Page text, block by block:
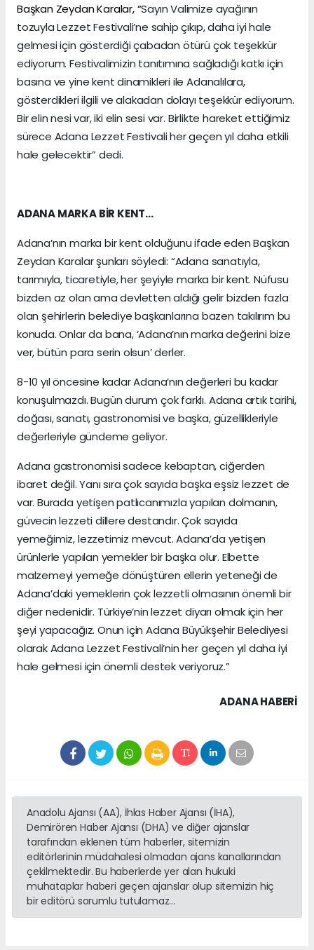
Başkan Zeydan Karalar, “Sayın Valimize ayağının
tozuyla Lezzet Festivali’ne sahip çıkıp, daha iyi hale
gelmesi için gösterdiği çabadan ötürü çok teşekkür
ediyorum. Festivalimizin tanıtımına sağladığı katkı için
basına ve yine kent dinamikleri ile Adanalılara,
gösterdikleri ilgili ve alakadan dolayı teşekkür ediyorum.
Bir elin nesi var, iki elin sesi var. Birlikte hareket ettiğimiz
sürece Adana Lezzet Festivali her geçen yıl daha etkili
hale gelecektir” dedi.
ADANA MARKA BİR KENT…
Adana’nın marka bir kent olduğunu ifade eden Başkan
Zeydan Karalar şunları söyledi: “Adana sanatıyla,
tarımıyla, ticaretiyle, her şeyiyle marka bir kent. Nüfusu
bizden az olan ama devletten aldığı gelir bizden fazla
olan şehirlerin belediye başkanlarına bazen takılırım bu
konuda. Onlar da bana, ‘Adana’nın marka değerini bize
ver, bütün para serin olsun’ derler.
8-10 yıl öncesine kadar Adana’nın değerleri bu kadar
konuşulmazdı. Bugün durum çok farklı. Adana artık tarihi,
doğası, sanatı, gastronomisi ve başka, güzellikleriyle
değerleriyle gündeme geliyor.
Adana gastronomisi sadece kebaptan, ciğerden
ibaret değil. Yanı sıra çok sayıda başka eşsiz lezzet de
var. Burada yetişen patlıcanımızla yapılan dolmanın,
güvecin lezzeti dillere destandır. Çok sayıda
yemeğimiz, lezzetimiz mevcut. Adana’da yetişen
ürünlerle yapılan yemekler bir başka olur. Elbette
malzemeyi yemeğe dönüştüren ellerin yeteneği de
Adana’daki yemeklerin çok lezzetli olmasının önemli bir
diğer nedenidir. Türkiye’nin lezzet diyarı olmak için her
şeyi yapacağız. Onun için Adana Büyükşehir Belediyesi
olarak Adana Lezzet Festivali’nin her geçen yıl daha iyi
hale gelmesi için önemli destek veriyoruz.”
ADANA HABERİ
Anadolu Ajansı (AA), İhlas Haber Ajansı (İHA),
Demirören Haber Ajansı (DHA) ve diğer ajanslar
tarafından eklenen tüm haberler, sitemizin
editörlerinin müdahalesi olmadan ajans kanallarından
çekilmektedir. Bu haberlerde yer alan hukuki
muhataplar haberi geçen ajanslar olup sitemizin hiç
bir editörü sorumlu tutulamaz...